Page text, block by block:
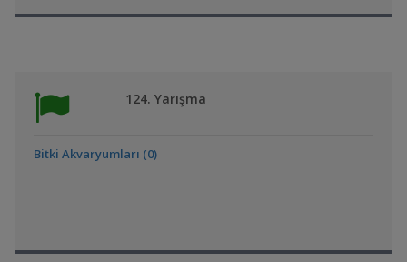
124. Yarışma
Bitki Akvaryumları (0)